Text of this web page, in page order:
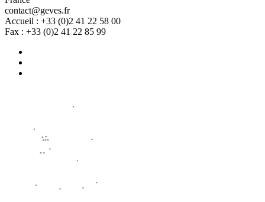
contact@geves.fr
Accueil : +33 (0)2 41 22 58 00
Fax : +33 (0)2 41 22 85 99